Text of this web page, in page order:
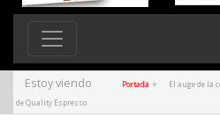
Estoy viendo Portada »
El auge de la
de Quality Espresso